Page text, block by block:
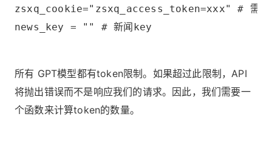
zsxq_cookie="zsxq_access_token=xxx" # 需要
news_key = "" # 新闻key
所有 GPT模型都有token限制。如果超过此限制，API
将抛出错误而不是响应我们的请求。因此，我们需要一
个函数来计算token的数量。